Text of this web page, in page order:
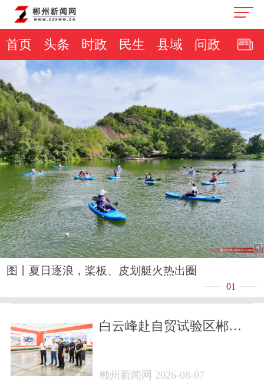
首页 头条 时政 民生 县域 问政
图丨夏日逐浪，桨板、皮划艇火热出圈
01
白云峰赴自贸试验区郴州
郴州新闻网 2026-08-07